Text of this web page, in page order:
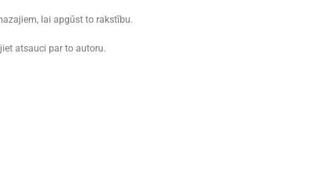
lai apgūst to rakstību.
atsauci par to autoru.